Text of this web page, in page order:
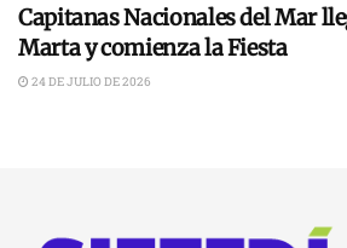
Capitanas Nacionales del Mar
Marta y comienza la Fiesta
24 DE JULIO DE 2026